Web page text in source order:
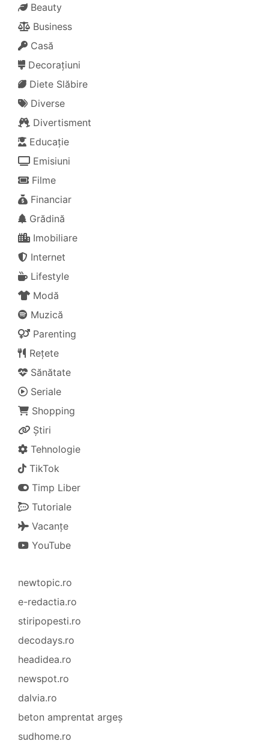
Beauty
Business
Casă
Decorațiuni
Diete Slăbire
Diverse
Divertisment
Educație
Emisiuni
Filme
Financiar
Grădină
Imobiliare
Internet
Lifestyle
Modă
Muzică
Parenting
Rețete
Sănătate
Seriale
Shopping
Știri
Tehnologie
TikTok
Timp Liber
Tutoriale
Vacanțe
YouTube
newtopic.ro
e-redactia.ro
stiripopesti.ro
decodays.ro
headidea.ro
newspot.ro
dalvia.ro
beton amprentat argeș
sudhome.ro